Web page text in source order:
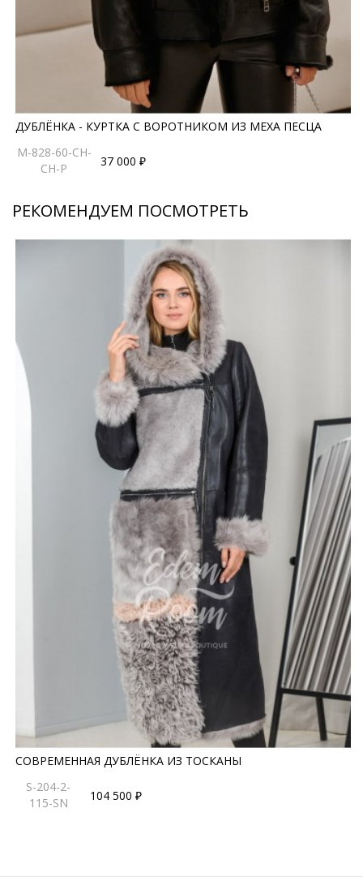
ДУБЛЁНКА - КУРТКА С ВОРОТНИКОМ ИЗ МЕХА ПЕСЦА
M-828-60-CH-
CH-P
37 000 ₽
РЕКОМЕНДУЕМ ПОСМОТРЕТЬ
СОВРЕМЕННАЯ ДУБЛЁНКА ИЗ ТОСКАНЫ
S-204-2-
115-SN
104 500 ₽